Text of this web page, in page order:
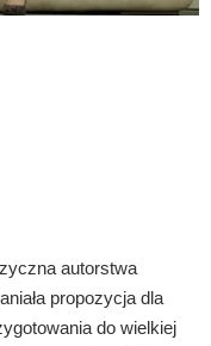
autorstwa
propozycja dla
do wielkiej